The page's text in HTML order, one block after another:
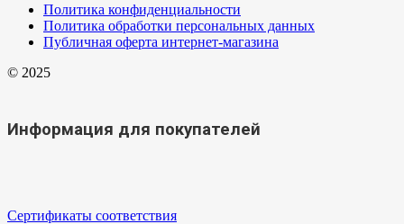
Политика конфиденциальности
Политика обработки персональных данных
Публичная оферта интернет-магазина
© 2025
Информация для покупателей
Сертификаты соответствия